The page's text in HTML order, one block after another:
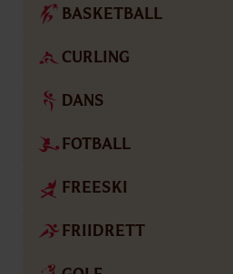
BASKETBALL
CURLING
DANS
FOTBALL
FREESKI
FRIIDRETT